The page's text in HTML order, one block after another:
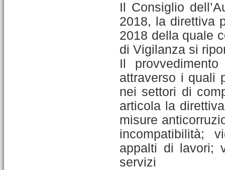
Il Consiglio
2018, la direttiva
2018 della quale
di Vigilanza si
Il
attraverso i quali
nei settori di
articola la
misure
incompatibilità;
appalti di lavori;
servizi